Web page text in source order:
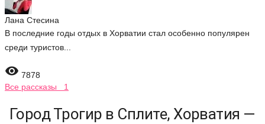
Лана Стесина
В последние годы отдых в Хорватии стал особенно популярен
среди туристов...
 7878
Все рассказы 1
Город Трогир в Сплите, Хорватия —